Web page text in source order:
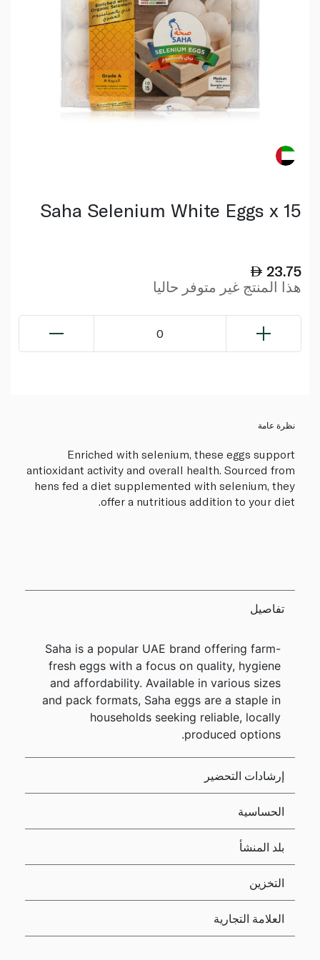
Saha Selenium White Eggs x 15
23.75
هذا المنتج غير متوفر حاليا
0
نظرة عامة
Enriched with selenium, these eggs support
antioxidant activity and overall health. Sourced from
hens fed a diet supplemented with selenium, they
offer a nutritious addition to your diet.
تفاصيل
Saha is a popular UAE brand offering farm-
fresh eggs with a focus on quality, hygiene
and affordability. Available in various sizes
and pack formats, Saha eggs are a staple in
households seeking reliable, locally
produced options.
إرشادات التحضير
الحساسية
بلد المنشأ
التخزين
العلامة التجارية